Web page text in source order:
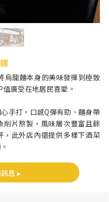
烏龍麵本身的美味發揮到極致
廣受在地居民喜愛。
手打，口感Q彈有勁、麵身帶
片熬製，風味層次豐富且餘
此外店內還提供多樣下酒菜
息 ▸